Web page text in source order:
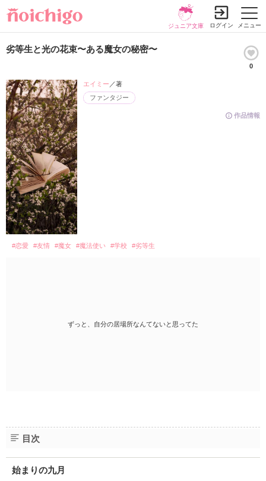
メニュー
ジュニア文庫 ログイン
劣等生と光の花束〜ある魔女の秘密〜
0
作品情報
ファンタジー
エイミー ／著
#恋愛 #友情 #魔女 #魔法使い #学校 #劣等生
ずっと、自分の居場所なんてないと思ってた
目次
始まりの九月